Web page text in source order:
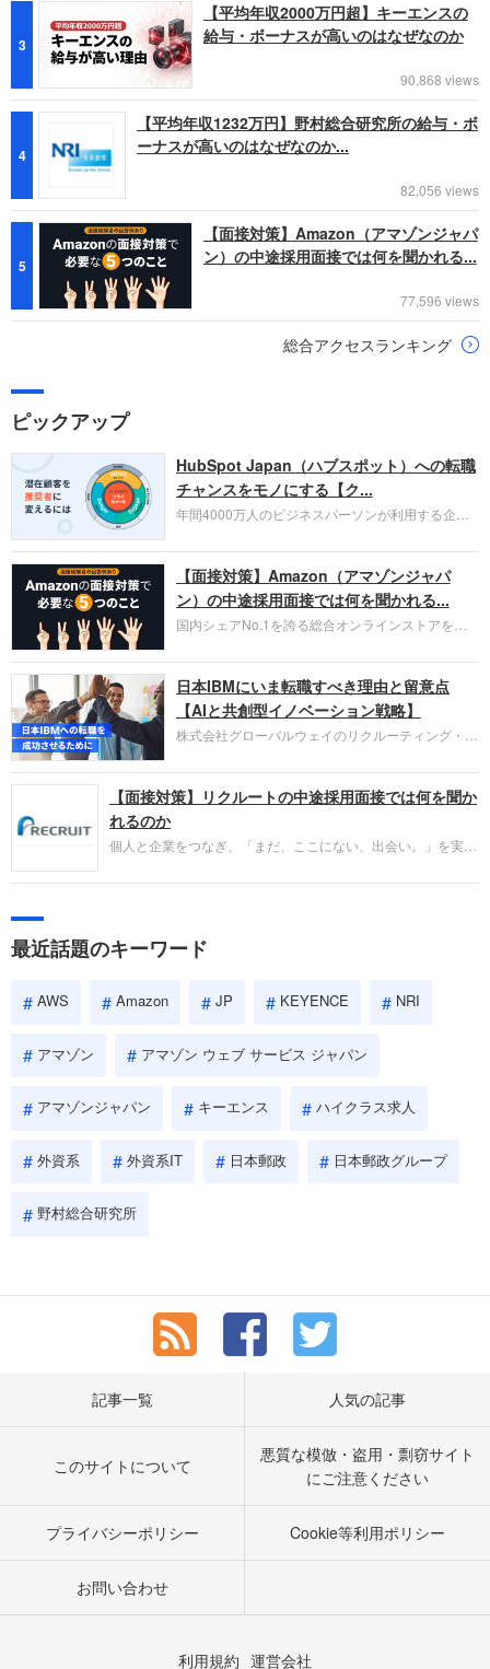
3
【平均年収2000万円超】キーエンスの
給与・ボーナスが高いのはなぜなのか
90,868 views
4
【平均年収1232万円】野村総合研究所の給与・ボ
ーナスが高いのはなぜなのか...
82,056 views
5
【面接対策】Amazon（アマゾンジャパ
ン）の中途採用面接では何を聞かれる...
77,596 views
総合アクセスランキング
ピックアップ
HubSpot Japan（ハブスポット）への転職
チャンスをモノにする【ク...
年間4000万人のビジネスパーソンが利用する企業
お勧めするイチオシ企業をご紹介します。今回はク
ラウド型CRMプラットフォームを提供する
HubSpot Japan（ハブスポット・ジャパン）株式会
社です。採用面接対策の企業研究にご活用くださ
い。
【面接対策】Amazon（アマゾンジャパ
ン）の中途採用面接では何を聞かれる...
国内シェアNo.1を誇る総合オンラインストアを運
圧倒的な存在感を持つAmazon。中途採用面接では
過去の具体的な業務成果やリーダーシップの発揮、
失敗からの学びが重視され、人間性やカルチャーフ
ィットも評価対象となり、長期的に成長できる仲間
であるかを多角的に審査されます。
日本IBMにいま転職すべき理由と留意点
【AIと共創型イノベーション戦略】
株式会社グローバルウェイのリクルーティング・パ
パーソンが利用する企業口コミサイト「キャリコ
ネ」の転職エージェントがお勧めするイチオシ企業
IBMです。採用面接対策の企業研究にご活用くださ
い。
【面接対策】リクルートの中途採用面接では何を聞か
れるのか
個人と企業をつなぎ、「まだ、ここにない、出会い。」を実現
やこれまでの成果を具体的に問われるほか、「人間性」も評価
しょう。
最近話題のキーワード
AWS Amazon JP KEYENCE NRI
アマゾン アマゾン ウェブ サービス ジャパン
アマゾンジャパン キーエンス ハイクラス求人
外資系 外資系IT 日本郵政 日本郵政グループ
野村総合研究所
記事一覧 人気の記事
このサイトについて
悪質な模倣・盗用・剽窃サイト
にご注意ください
プライバシーポリシー Cookie等利用ポリシー
お問い合わせ
利用規約 運営会社